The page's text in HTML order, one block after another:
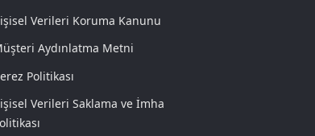
Verileri Koruma Kanunu
Aydınlatma Metni
Politikası
Verileri Saklama ve İmha